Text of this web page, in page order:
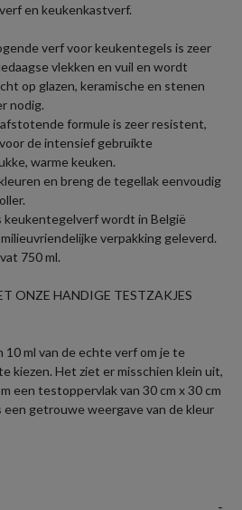
en keukenkastverf.
verf voor keukentegels is zeer
vlekken en vuil en wordt
op glazen, keramische en stenen
nodig.
formule is zeer resistent,
de intensief gebruikte
warme keuken.
en breng de tegellak eenvoudig
keukentegelverf wordt in België
verpakking geleverd.
750 ml.
ONZE HANDIGE TESTZAKJES
ml van de echte verf om je te
kiezen. Het ziet er misschien klein uit,
een testoppervlak van 30 cm x 30 cm
getrouwe weergave van de kleur
-